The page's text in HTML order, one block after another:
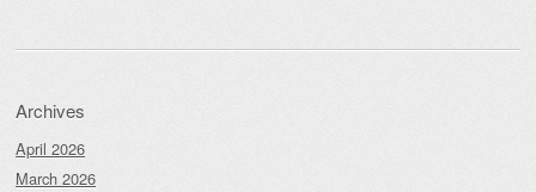
Archives
April 2026
March 2026